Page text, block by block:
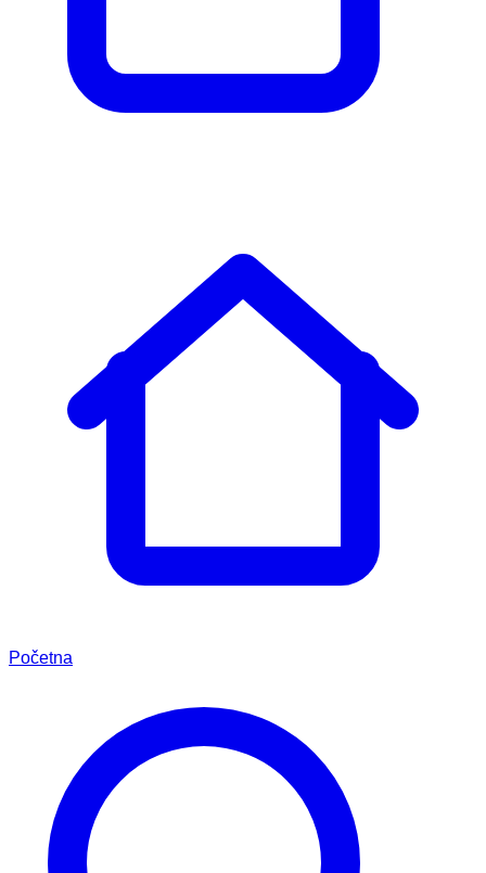
Početna